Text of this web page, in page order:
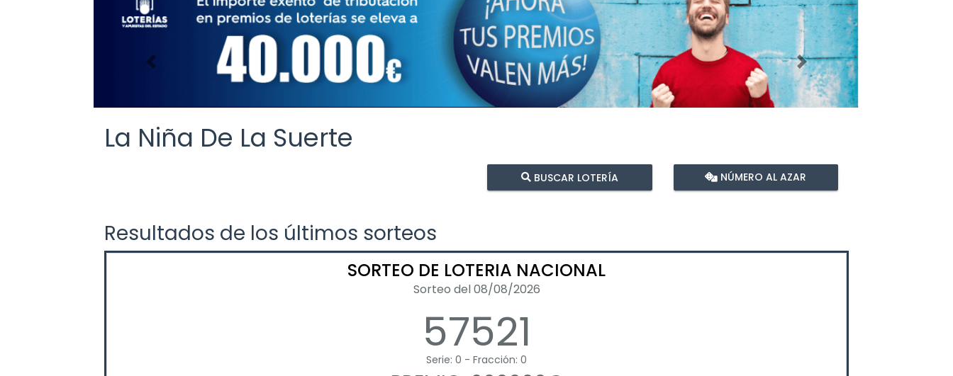
Imagen anterior Imagen siguiente
La Niña De La Suerte
BUSCAR LOTERÍA NÚMERO AL AZAR
Resultados de los últimos sorteos
SORTEO DE LOTERIA NACIONAL
Sorteo del 08/08/2026
57521
Serie: 0 - Fracción: 0